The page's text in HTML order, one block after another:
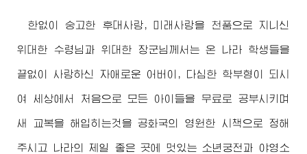
한없이 숭고한 후대사랑, 미래사랑을 천품으로 지니신
위대한 수령님 과 위대한 장군님께서 는 온 나라 학생들을
끝없이 사랑하신 자애로운 어버이 , 다심한 학부형이 되시
여 세상에서 처음으로 모든 아이들을 무료로 공부시키며
새 교복을 해입히는것을 공화국의 영원한 시책으로 정해
주시고 나라의 제일 좋은 곳에 멋있는 소년궁전과 야영소